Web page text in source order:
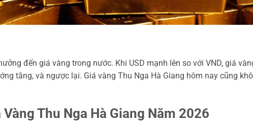
đến giá vàng trong nước. Khi USD mạnh lên so với VND, giá
tăng, và ngược lại. Giá vàng Thu Nga Hà Giang hôm nay cũng
Thu Nga Hà Giang Năm 2026